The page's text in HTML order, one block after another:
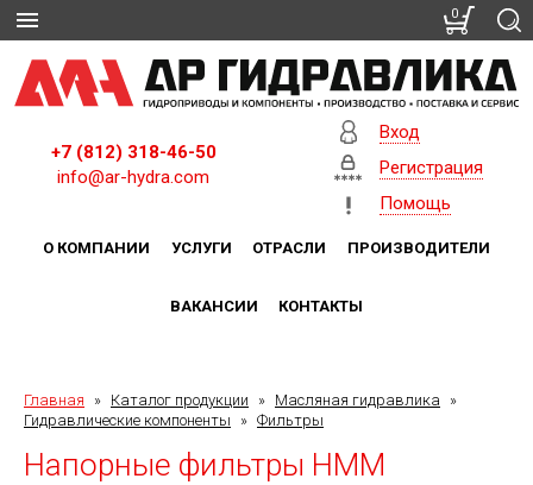
+7 (812) 318-46-50
info@ar-hydra.com
Вход
Регистрация
Помощь
О КОМПАНИИ УСЛУГИ ОТРАСЛИ ПРОИЗВОДИТЕЛИ
ВАКАНСИИ КОНТАКТЫ
Главная » Каталог продукции » Масляная гидравлика
»
Гидравлические компоненты
» Фильтры
Напорные фильтры HMM
0